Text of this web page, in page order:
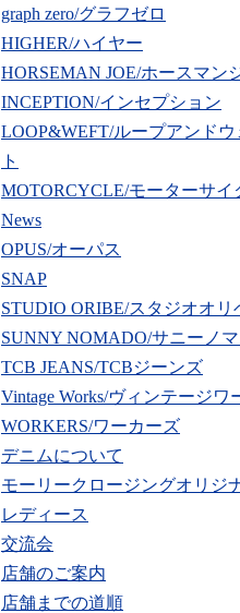
graph zero/グラフゼロ
HIGHER/ハイヤー
HORSEMAN JOE/ホースマン
INCEPTION/インセプション
LOOP&WEFT/ループアンドウ
ト
MOTORCYCLE/モーターサイ
News
OPUS/オーパス
SNAP
STUDIO ORIBE/スタジオオリ
SUNNY NOMADO/サニーノマ
TCB JEANS/TCBジーンズ
Vintage Works/ヴィンテージワ
WORKERS/ワーカーズ
デニムについて
モーリークロージングオリジ
レディース
交流会
店舗のご案内
店舗までの道順